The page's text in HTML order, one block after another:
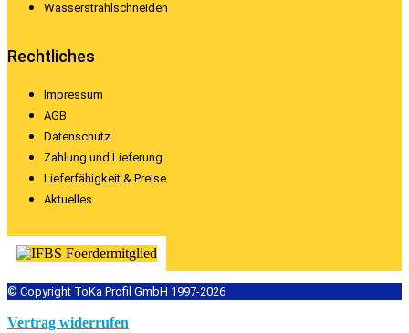
Wasserstrahlschneiden
Rechtliches
Impressum
AGB
Datenschutz
Zahlung und Lieferung
Lieferfähigkeit & Preise
Aktuelles
© Copyright ToKa Profil GmbH 1997-2026
Vertrag widerrufen